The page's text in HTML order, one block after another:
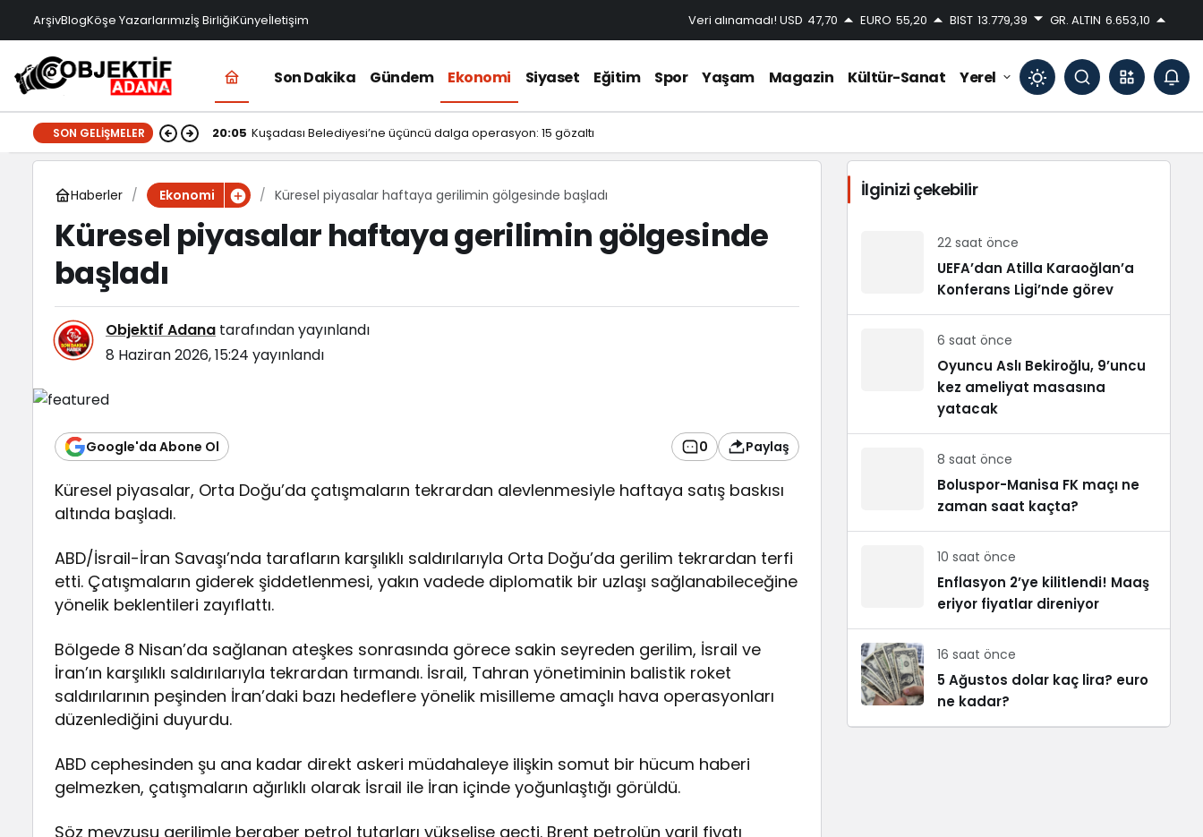
ArşivBlogKöşe Yazarlarımızİş BirliğiKünyeİletişim Veri alınamadı! USD 47,70 EURO 55,20 BIST 13.779,39 GR. ALTIN 6.653,10
Son Dakika Gündem Ekonomi Siyaset Eğitim Spor Yaşam Magazin Kültür-Sanat Yerel
Mod
değiştir
Gündüz modunu seçin.
Sistem modunu seçin.
SON GELIŞMELER 20:05 Kuşadası Belediyesi’ne üçüncü dalga operasyon: 15 gözaltı
Haberler Ekonomi Küresel piyasalar haftaya gerilimin gölgesinde başladı
Küresel piyasalar haftaya gerilimin gölgesinde
başladı
Objektif Adana tarafından yayınlandı
8 Haziran 2026, 15:24 yayınlandı
Google'da Abone Ol 0 Paylaş
Küresel piyasalar, Orta Doğu’da çatışmaların tekrardan alevlenmesiyle haftaya satış baskısı
altında başladı.
ABD/İsrail-İran Savaşı’nda tarafların karşılıklı saldırılarıyla Orta Doğu’da gerilim tekrardan terfi
etti. Çatışmaların giderek şiddetlenmesi, yakın vadede diplomatik bir uzlaşı sağlanabileceğine
yönelik beklentileri zayıflattı.
Bölgede 8 Nisan’da sağlanan ateşkes sonrasında görece sakin seyreden gerilim, İsrail ve
İran’ın karşılıklı saldırılarıyla tekrardan tırmandı. İsrail, Tahran yönetiminin balistik roket
saldırılarının peşinden İran’daki bazı hedeflere yönelik misilleme amaçlı hava operasyonları
düzenlediğini duyurdu.
ABD cephesinden şu ana kadar direkt askeri müdahaleye ilişkin somut bir hücum haberi
gelmezken, çatışmaların ağırlıklı olarak İsrail ile İran içinde yoğunlaştığı görüldü.
Söz mevzusu gerilimle beraber petrol tutarları yükselişe geçti. Brent petrolün varil fiyatı
İlginizi çekebilir
22 saat önce
UEFA’dan Atilla Karaoğlan’a
Konferans Ligi’nde görev
6 saat önce
Oyuncu Aslı Bekiroğlu, 9’uncu
kez ameliyat masasına
yatacak
8 saat önce
Boluspor-Manisa FK maçı ne
zaman saat kaçta?
10 saat önce
Enflasyon 2’ye kilitlendi! Maaş
eriyor fiyatlar direniyor
16 saat önce
5 Ağustos dolar kaç lira? euro
ne kadar?